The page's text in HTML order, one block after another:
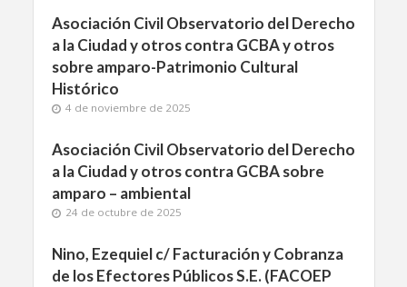
Asociación Civil Observatorio del Derecho
a la Ciudad y otros contra GCBA y otros
sobre amparo-Patrimonio Cultural
Histórico
4 de noviembre de 2025
Asociación Civil Observatorio del Derecho
a la Ciudad y otros contra GCBA sobre
amparo – ambiental
24 de octubre de 2025
Nino, Ezequiel c/ Facturación y Cobranza
de los Efectores Públicos S.E. (FACOEP